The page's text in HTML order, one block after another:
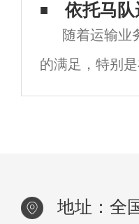
何
等业务形式已
明显优势的客
依托马
随着运输业
的满足，特别
从这个角度来
地址：全